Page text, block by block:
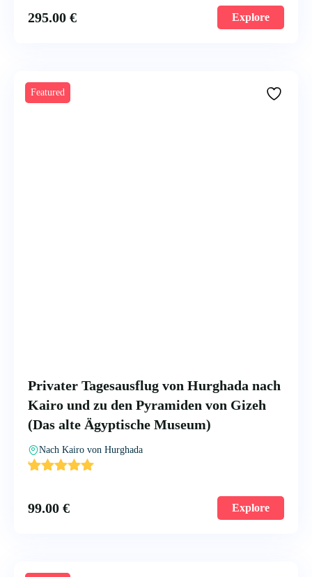
295.00 € Explore
Featured
Privater Tagesausflug von Hurghada nach
Kairo und zu den Pyramiden von Gizeh
(Das alte Ägyptische Museum)
Nach Kairo von Hurghada
'
99.00 € Explore